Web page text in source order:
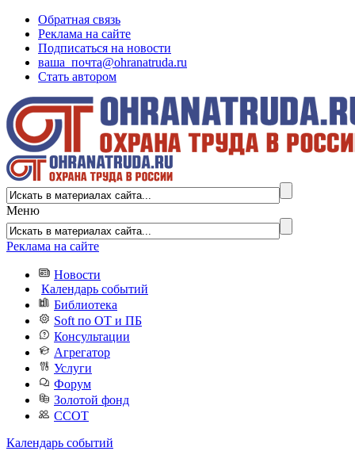
Обратная связь
Реклама на сайте
Подписаться на новости
ваша_почта@ohranatruda.ru
Стать автором
Меню
Реклама на сайте
Новости
Календарь событий
Библиотека
Soft по ОТ и ПБ
Консультации
Агрегатор
Услуги
Форум
Золотой фонд
ССОТ
Календарь событий